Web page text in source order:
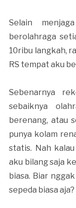
Selain
berolahraga
10ribu langkah,
RS tempat aku
Sebenarnya
sebaiknya
berenang, atau
punya kolam
statis. Nah
aku bilang saja
biasa. Biar
sepeda biasa aja?